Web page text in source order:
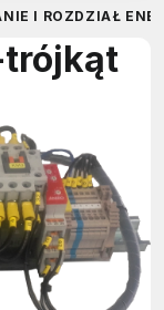
I ROZDZIAŁ
trójkąt